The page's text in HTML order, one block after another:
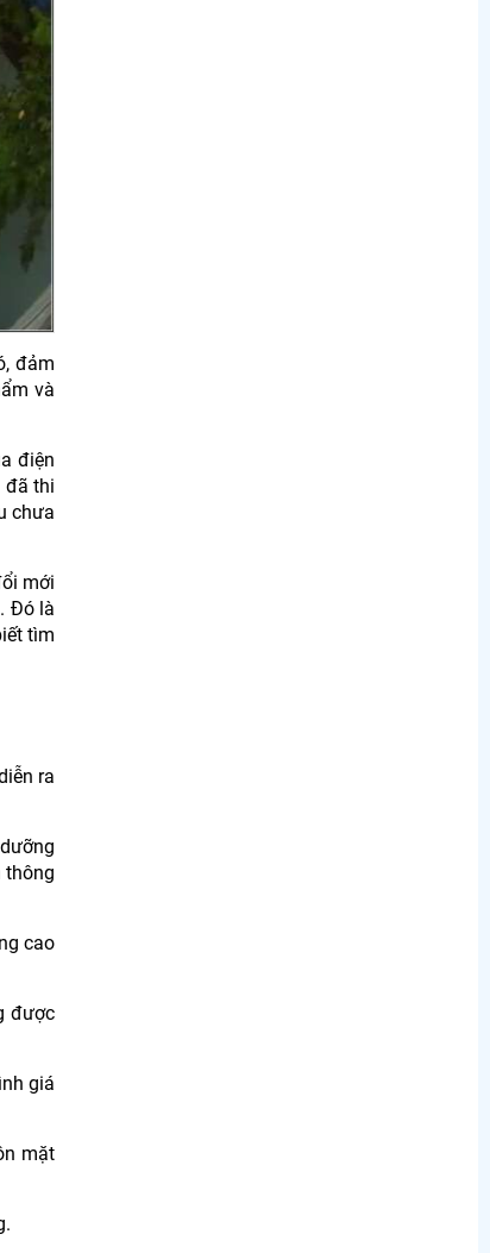
đảm
và
điện
đã thi
chưa
mới
Đó là
tìm
ra
thông
cao
được
giá
mặt